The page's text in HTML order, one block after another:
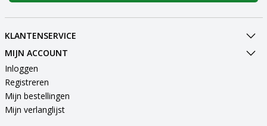
KLANTENSERVICE
MIJN ACCOUNT
Inloggen
Registreren
Mijn bestellingen
Mijn verlanglijst